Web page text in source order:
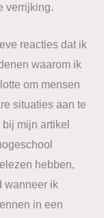
verrijking.
reacties dat ik
waarom ik
om mensen
situaties aan te
mijn artikel
hebben,
wanneer ik
in een